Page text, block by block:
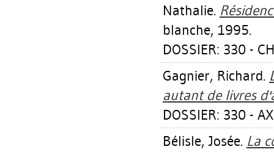
Nathalie.
blanche, 1995.
DOSSIER: 330 -
Gagnier, Richard.
autant de livres
DOSSIER: 330 -
Bélisle, Josée. La